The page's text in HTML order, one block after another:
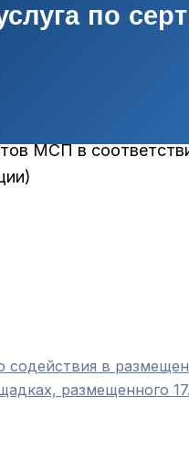
по
МСП в
содействия в
размещенного